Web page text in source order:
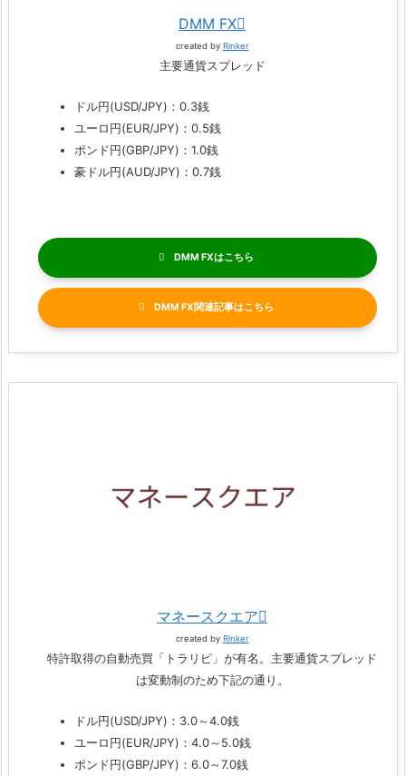
DMM FX
created by Rinker
主要通貨スプレッド
ドル円(USD/JPY)：0.3銭
ユーロ円(EUR/JPY)：0.5銭
ポンド円(GBP/JPY)：1.0銭
豪ドル円(AUD/JPY)：0.7銭
DMM FX
DMM FX関連記事
マネースクエア
created by Rinker
特許取得の自動売買「トラリピ」が有名。主要通貨スプレッド
は変動制のため下記の通り。
ドル円(USD/JPY)：3.0～4.0銭
ユーロ円(EUR/JPY)：4.0～5.0銭
ポンド円(GBP/JPY)：6.0～7.0銭